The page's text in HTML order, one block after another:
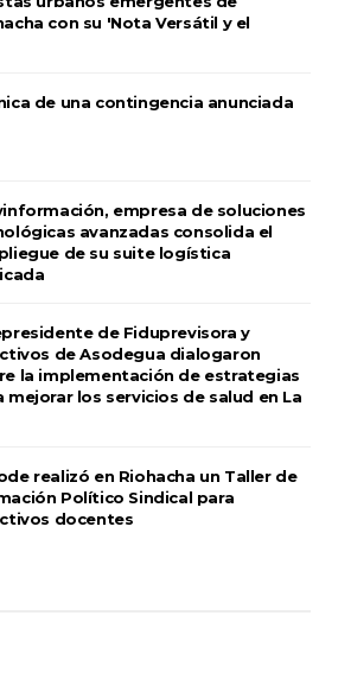
con su 'Nota Versátil y el
de una contingencia anunciada
empresa de soluciones
avanzadas consolida el
de su suite logística
de Fiduprevisora y
de Asodegua dialogaron
la implementación de estrategias
mejorar los servicios de salud en La
realizó en Riohacha un Taller de
Político Sindical para
docentes